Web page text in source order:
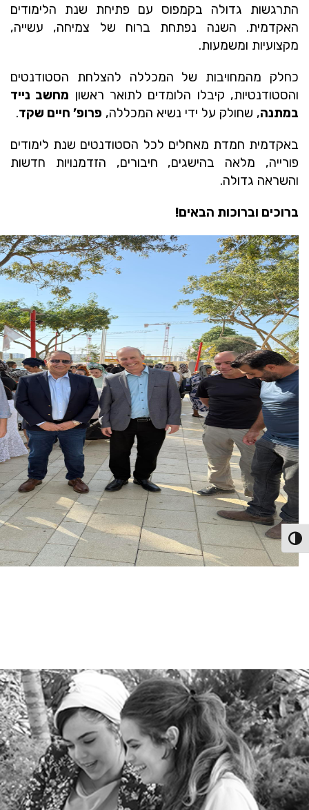
הפעל/כבה ניגודיות גבוהה
התרגשות גדולה בקמפוס עם פתיחת שנת הלימודים
האקדמית. השנה נפתחת ברוח של צמיחה, עשייה,
מקצועיות ומשמעות.
כחלק מהמחויבות של המכללה להצלחת הסטודנטים
והסטודנטיות, קיבלו הלומדים לתואר ראשון מחשב נייד
במתנה, שחולק על ידי נשיא המכללה, פרופ’ חיים שקד.
באקדמית חמדת מאחלים לכל הסטודנטים שנת לימודים
פורייה, מלאה בהישגים, חיבורים, הזדמנויות חדשות
והשראה גדולה.
ברוכים וברוכות הבאים!